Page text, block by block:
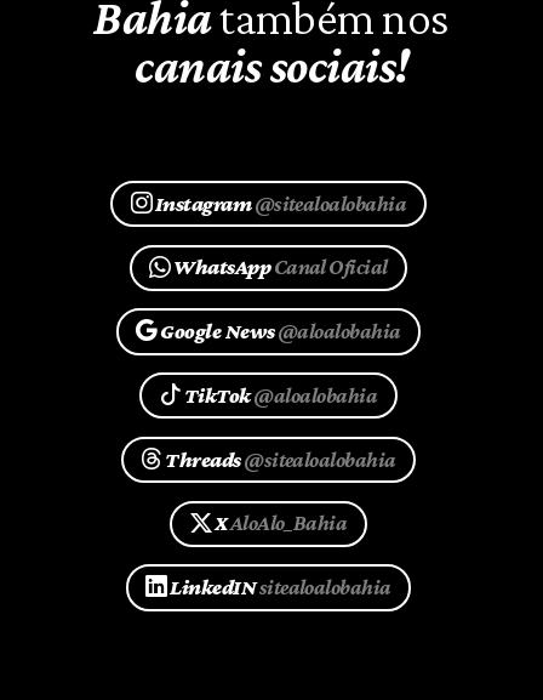
Bahiatambém nos
canais sociais!
Instagram@sitealoalobahia
WhatsAppCanal Oficial
Google News@aloalobahia
TikTok@aloalobahia
Threads@sitealoalobahia
XAloAlo_Bahia
LinkedINsitealoalobahia